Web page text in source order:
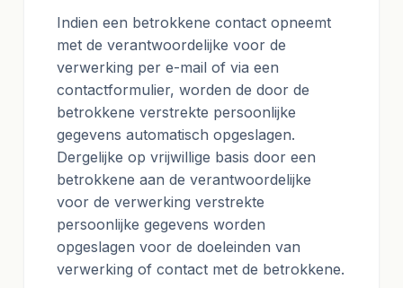
Indien een betrokkene contact opneemt
met de verantwoordelijke voor de
verwerking per e-mail of via een
contactformulier, worden de door de
betrokkene verstrekte persoonlijke
gegevens automatisch opgeslagen.
Dergelijke op vrijwillige basis door een
betrokkene aan de verantwoordelijke
voor de verwerking verstrekte
persoonlijke gegevens worden
opgeslagen voor de doeleinden van
verwerking of contact met de betrokkene.